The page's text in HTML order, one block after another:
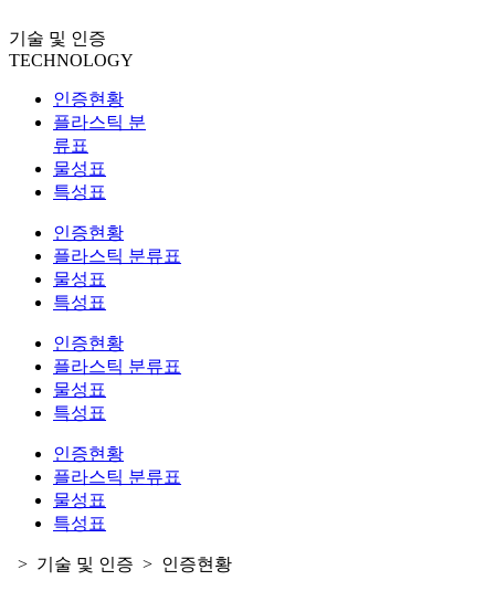
기술 및 인증
TECHNOLOGY
인증현황
플라스틱 분
류표
물성표
특성표
인증현황
플라스틱 분류표
물성표
특성표
인증현황
플라스틱 분류표
물성표
특성표
인증현황
플라스틱 분류표
물성표
특성표
> 기술 및 인증 > 인증현황